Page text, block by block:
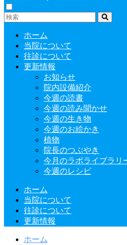
ホーム
当院について
往診について
更新情報
お知らせ
院内設備紹介
今週の読書
今週の読み聞かせ
今週の生き物
今週のお絵かき
植物
院長のつぶやき
今月のラボライブラリ
今週のレシピ
ホーム
当院について
往診について
更新情報
ホーム